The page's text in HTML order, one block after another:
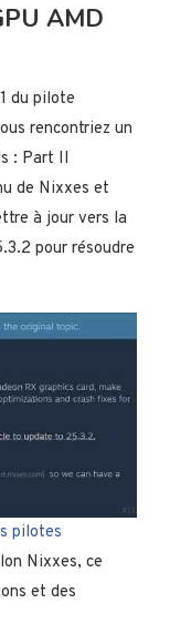
AMD
du pilote
rencontriez un
: Part II
de Nixxes et
à jour vers la
pour résoudre
pilotes
Nixxes, ce
et des